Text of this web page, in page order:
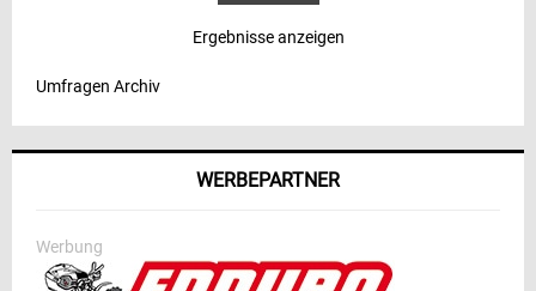
Ergebnisse anzeigen
Umfragen Archiv
WERBEPARTNER
Werbung